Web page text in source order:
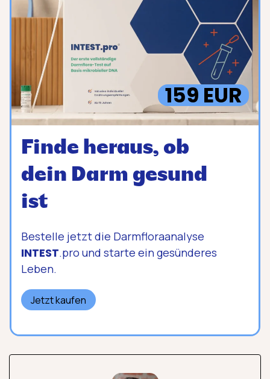
159 EUR
Finde heraus, ob
dein Darm gesund
ist
Bestelle jetzt die Darmfloraanalyse
INTEST.pro und starte ein gesünderes
Leben.
Jetzt kaufen